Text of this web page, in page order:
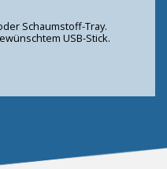
Schaumstoff-Tray.
USB-Stick.